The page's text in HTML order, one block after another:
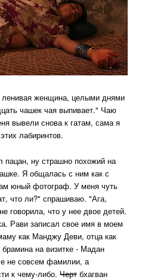
женщина, целыми днями
чашек чая выпивает." Чаю
вывели снова к гатам, сама я
лабиринтов.
пацан, ну страшно похожий на
Я общалась с ним как с
юный фотограф. У меня чуть
что ли?" спрашиваю. "Ага,
что у нее двое детей.
Рави записал свое имя в моем
как Манджу Деви, отца как
на визитке - Мадан
не совсем фамилии, а
к чему-либо.Черт бхагван